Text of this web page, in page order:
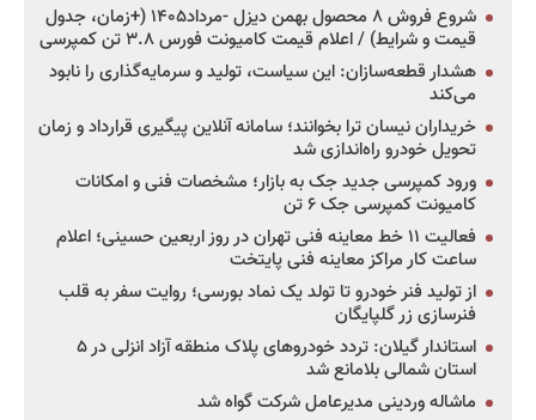
شروع فروش ۸ محصول بهمن دیزل -مرداد۱۴۰۵ (+زمان، جدول
قیمت و شرایط) / اعلام قیمت کامیونت فورس ۳.۸ تن کمپرسی
هشدار قطعه‌سازان: این سیاست، تولید و سرمایه‌گذاری را نابود
می‌کند
خریداران نیسان ترا بخوانند؛ سامانه آنلاین پیگیری قرارداد و زمان
تحویل خودرو راه‌اندازی شد
ورود کمپرسی جدید جک به بازار؛ مشخصات فنی و امکانات
کامیونت کمپرسی جک ۶ تن
فعالیت ۱۱ خط معاینه فنی تهران در روز اربعین حسینی؛ اعلام
ساعت کار مراکز معاینه فنی پایتخت
از تولید فنر خودرو تا تولد یک نماد بورسی؛ روایت سفر به قلب
فنرسازی زر گلپایگان
استاندار گیلان: تردد خودروهای پلاک منطقه آزاد انزلی در ۵
استان شمالی بلامانع شد
ماشاله وردینی مدیرعامل شرکت گواه شد